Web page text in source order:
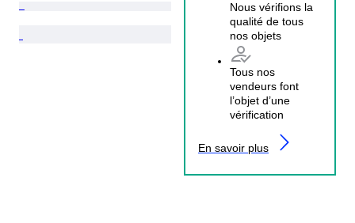
Nous vérifions la
qualité de tous
nos objets
Tous nos
vendeurs font
l’objet d’une
vérification
En savoir plus